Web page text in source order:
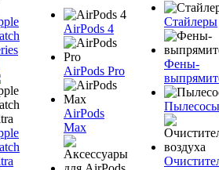
AirPods 4
AirPods Pro
AirPods
Max
Стайлеры
Фены-
Пылесосы